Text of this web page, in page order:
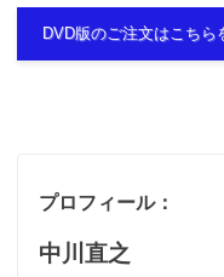
DVD版のご注文はこちら
プロフィール：
中川直之